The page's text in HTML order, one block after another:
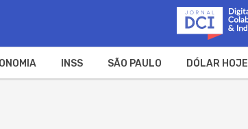
INSS SÃO PAULO DÓLAR HOJE